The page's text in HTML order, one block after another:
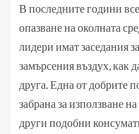
В последните години
опазване на околната
лидери имат заседания
замърсения въздух, как
друга. Една от добрите
забрана за използване
други подобни